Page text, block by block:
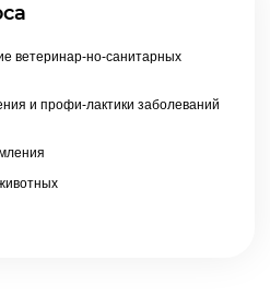
ветеринар-но-санитарных
и профи-лактики заболеваний